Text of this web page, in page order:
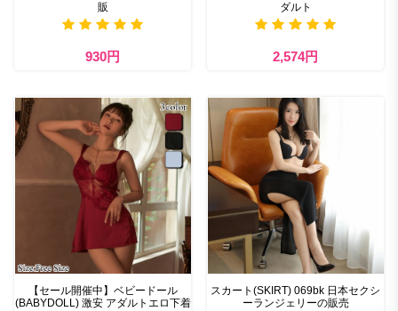
販
930円
ダルト
2,574円
【セール開催中】ベビードール
(BABYDOLL) 激安 アダルトエロ下着
スカート(SKIRT) 069bk 日本セクシ
ーランジェリーの販売